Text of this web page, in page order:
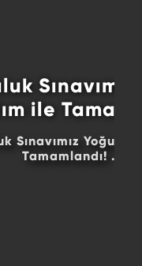
Yoğun
Katılım ile